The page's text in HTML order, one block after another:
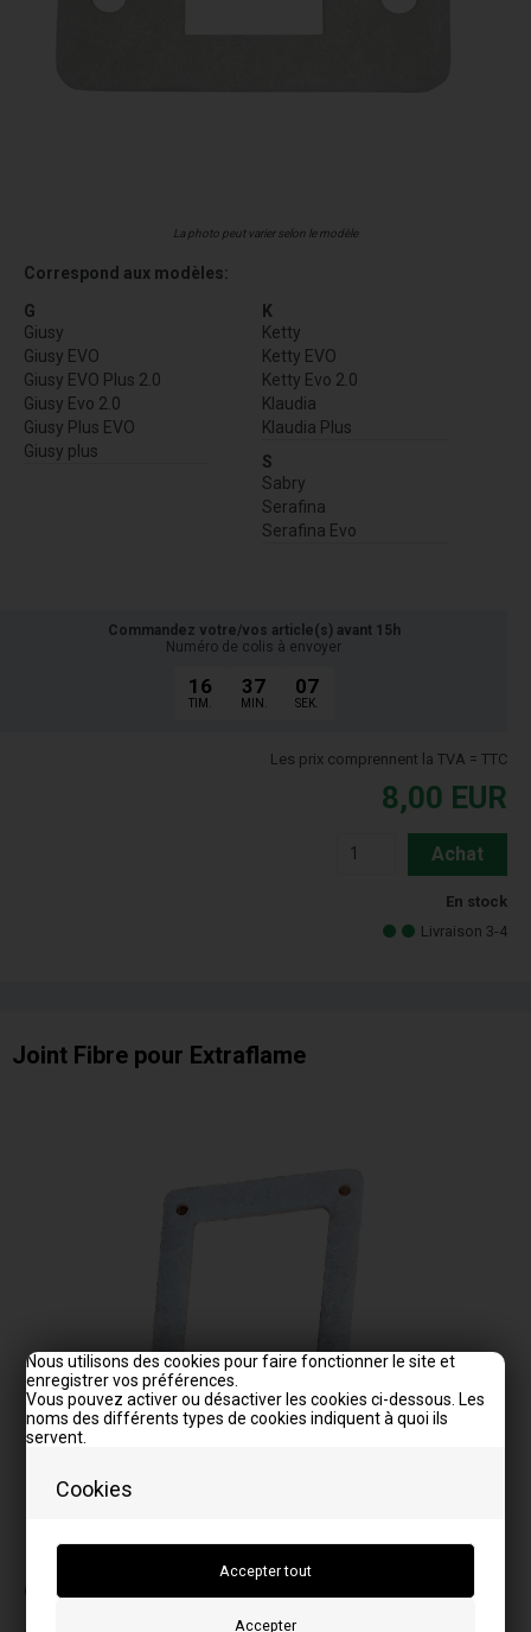
Cookies
Nous utilisons des cookies pour faire fonctionner le site et
enregistrer vos préférences.
Vous pouvez activer ou désactiver les cookies ci-dessous. Les
noms des différents types de cookies indiquent à quoi ils
servent.
La photo peut varier selon le modèle
Correspond aux modèles:
G
Giusy
Giusy EVO
Giusy EVO Plus 2.0
Giusy Evo 2.0
Giusy Plus EVO
Giusy plus
K
Ketty
Ketty EVO
Ketty Evo 2.0
Klaudia
Klaudia Plus
S
Sabry
Serafina
Serafina Evo
Commandez votre/vos article(s) avant 15h
Numéro de colis à envoyer
16
TIM.
37
MIN.
06
SEK.
Les prix comprennent la TVA = TTC
8,00 EUR
Achat
En stock
Livraison 3-4
Joint Fibre pour Extraflame
Correspond aux modèles: